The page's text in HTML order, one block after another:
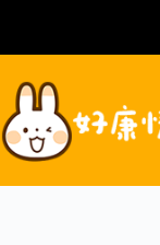
要
內
容